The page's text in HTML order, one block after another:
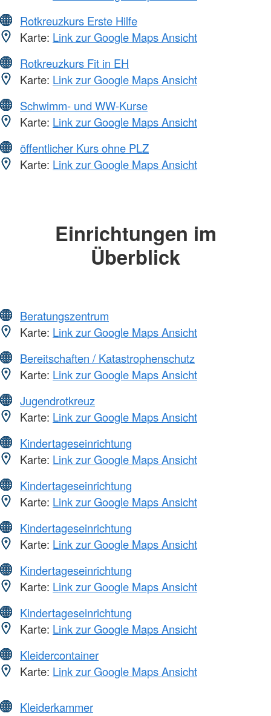
Rotkreuzkurs Erste Hilfe
Karte: Link zur Google Maps Ansicht
Rotkreuzkurs Fit in EH
Karte: Link zur Google Maps Ansicht
Schwimm- und WW-Kurse
Karte: Link zur Google Maps Ansicht
öffentlicher Kurs ohne PLZ
Karte: Link zur Google Maps Ansicht
Einrichtungen im
Überblick
Beratungszentrum
Karte: Link zur Google Maps Ansicht
Bereitschaften / Katastrophenschutz
Karte: Link zur Google Maps Ansicht
Jugendrotkreuz
Karte: Link zur Google Maps Ansicht
Kindertageseinrichtung
Karte: Link zur Google Maps Ansicht
Kindertageseinrichtung
Karte: Link zur Google Maps Ansicht
Kindertageseinrichtung
Karte: Link zur Google Maps Ansicht
Kindertageseinrichtung
Karte: Link zur Google Maps Ansicht
Kindertageseinrichtung
Karte: Link zur Google Maps Ansicht
Kleidercontainer
Karte: Link zur Google Maps Ansicht
Kleiderkammer